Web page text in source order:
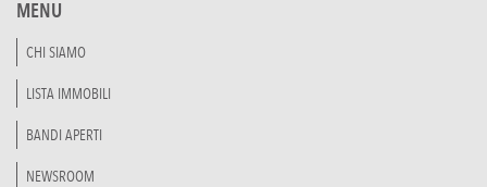
MENU
CHI SIAMO
LISTA IMMOBILI
BANDI APERTI
NEWSROOM